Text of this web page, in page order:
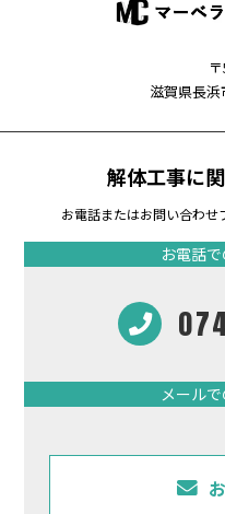
滋賀県長
解体工事に
お電話またはお問い合わ
お電話
メール